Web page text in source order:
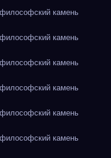
камень
камень
камень
камень
камень
камень